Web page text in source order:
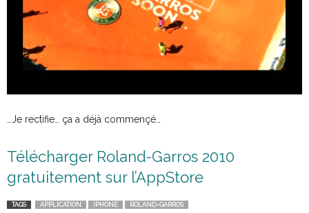
…Je rectifie… ça a déjà commençé…
Télécharger Roland-Garros 2010
gratuitement sur l’AppStore
TAGS APPLICATION IPHONE ROLAND-GARROS